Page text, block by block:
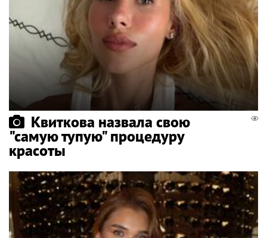
Квиткова назвала свою
"самую тупую" процедуру
красоты